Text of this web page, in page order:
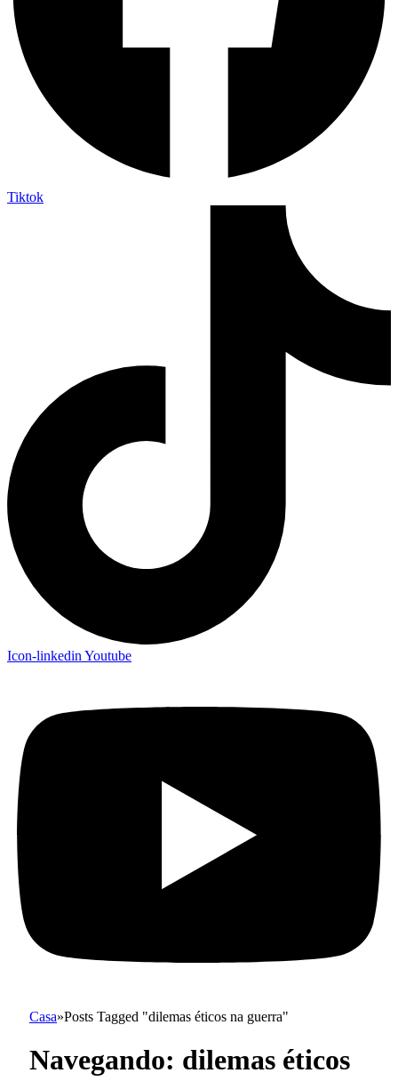
Tiktok
Icon-linkedin Youtube
Casa»Posts Tagged "dilemas éticos na guerra"
Navegando: dilemas éticos